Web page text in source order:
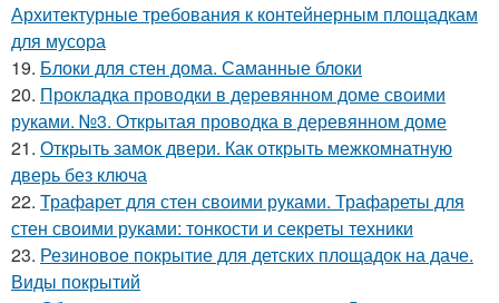
Архитектурные требования к контейнерным площадкам
для мусора
19. Блоки для стен дома. Саманные блоки
20. Прокладка проводки в деревянном доме своими
руками. №3. Открытая проводка в деревянном доме
21. Открыть замок двери. Как открыть межкомнатную
дверь без ключа
22. Трафарет для стен своими руками. Трафареты для
стен своими руками: тонкости и секреты техники
23. Резиновое покрытие для детских площадок на даче.
Виды покрытий